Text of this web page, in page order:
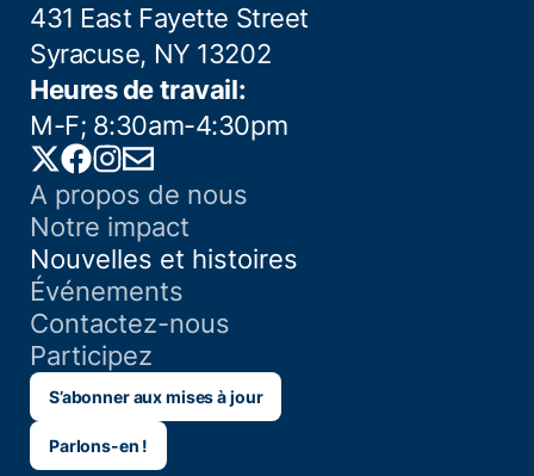
431 East Fayette Street
Syracuse, NY 13202
Heures de travail:
M-F; 8:30am-4:30pm
Twitter
Facebook
Instagram
A propos de nous
Notre impact
Nouvelles et histoires
Événements
Contactez-nous
Participez
S’abonner aux mises à jour
Parlons-en !